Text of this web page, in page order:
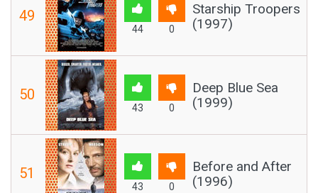
49
44 0
Starship Troopers
(1997)
50
43 0
Deep Blue Sea
(1999)
51
43 0
Before and After
(1996)